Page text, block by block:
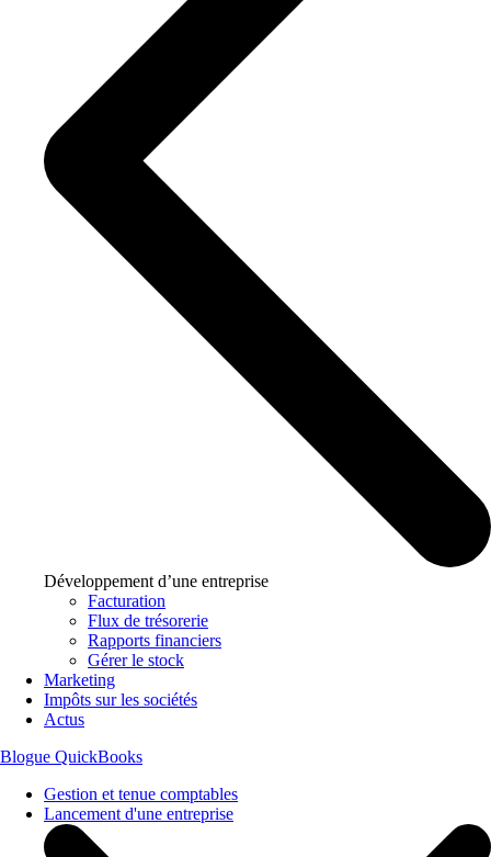
Développement d’une entreprise
Facturation
Flux de trésorerie
Rapports financiers
Gérer le stock
Marketing
Impôts sur les sociétés
Actus
Blogue QuickBooks
Gestion et tenue comptables
Lancement d'une entreprise